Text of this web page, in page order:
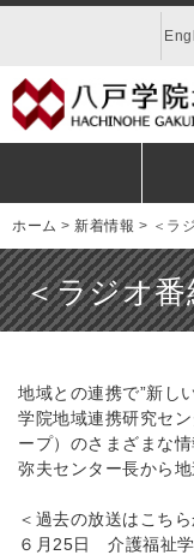
ホーム > 新着情報 > ＜ラ
＜ラジオ
地域との連携で”新し
学院地域連携研究セ
ープ）のさまざまな
弥夫センター長から
＜過去の放送はこち
６月25日 介護福祉